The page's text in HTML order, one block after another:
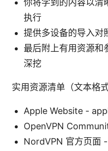
你将学到的内容以清
执行
提供多设备的导入对
最后附上有用资源和
深挖
实用资源清单（文本格
Apple Website -
OpenVPN
NordVPN 官方页面